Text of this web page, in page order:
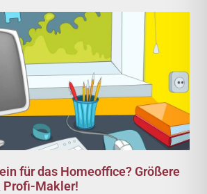
für das Homeoffice? Größere
Profi-Makler!